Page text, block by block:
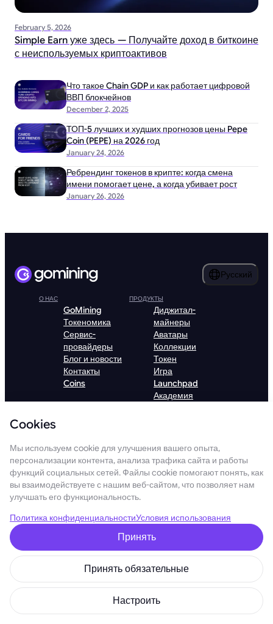
February 5, 2026
Simple Earn уже здесь — Получайте доход в биткоине
с неиспользуемых криптоактивов
December 2, 2025
Что такое Chain GDP и как работает цифровой
ВВП блокчейнов
January 24, 2026
ТОП-5 лучших и худших прогнозов цены Pepe
Coin (PEPE) на 2026 год
January 26, 2026
Ребрендинг токенов в крипте: когда смена
имени помогает цене, а когда убивает рост
Русский
О НАС
GoMining
Токеномика
Сервис-
провайдеры
Блог и новости
Контакты
Coins
ПРОДУКТЫ
Диджитал-
майнеры
Аватары
Коллекции
Токен
Игра
Launchpad
Академия
ДЛЯ ПАРТНЕРОВ
Реферальная
программа
VIP программа
Mining
hardware
Algorithms
Хостинг
Проверка
сотрудников
Скачать приложение GoMining
Cookies
Мы используем cookie для улучшения вашего опыта,
персонализации контента, анализа трафика сайта и работы
функций социальных сетей. Файлы cookie помогают понять, как
вы взаимодействуете с нашим веб-сайтом, что позволяет нам
улучшать его функциональность.
Политика конфиденциальностиУсловия использования
Принять
Принять обязательные
Настроить